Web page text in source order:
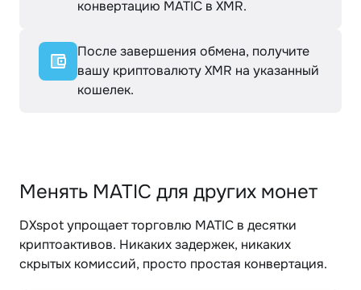
конвертацию MATIC в XMR.
После завершения обмена, получите
вашу криптовалюту XMR на указанный
кошелек.
Менять MATIC для других монет
DXspot упрощает торговлю MATIC в десятки
криптоактивов. Никаких задержек, никаких
скрытых комиссий, просто простая конвертация.